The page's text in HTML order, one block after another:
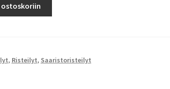
ostoskoriin
, Risteilyt, Saaristoristeilyt